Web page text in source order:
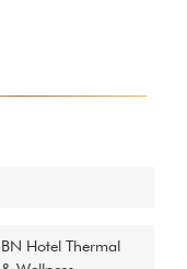
BN Hotel Thermal